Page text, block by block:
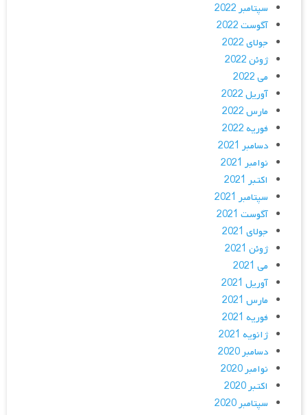
سپتامبر 2022
آگوست 2022
جولای 2022
ژوئن 2022
می 2022
آوریل 2022
مارس 2022
فوریه 2022
دسامبر 2021
نوامبر 2021
اکتبر 2021
سپتامبر 2021
آگوست 2021
جولای 2021
ژوئن 2021
می 2021
آوریل 2021
مارس 2021
فوریه 2021
ژانویه 2021
دسامبر 2020
نوامبر 2020
اکتبر 2020
سپتامبر 2020